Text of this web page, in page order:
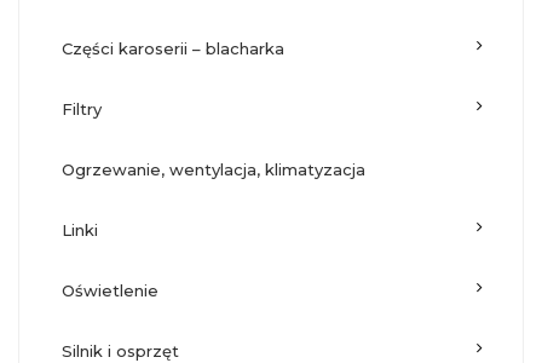
części karoserii – blacharka
filtry
ogrzewanie, wentylacja, klimatyzacja
linki
oświetlenie
silnik i osprzęt